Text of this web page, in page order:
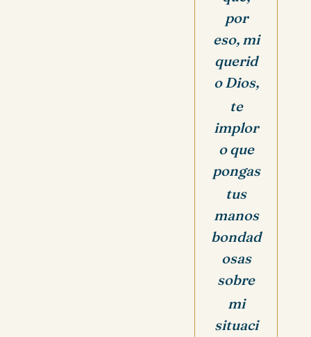
por
eso, mi
querid
o Dios,
te
implor
o que
pongas
tus
manos
bondad
osas
sobre
mi
situaci